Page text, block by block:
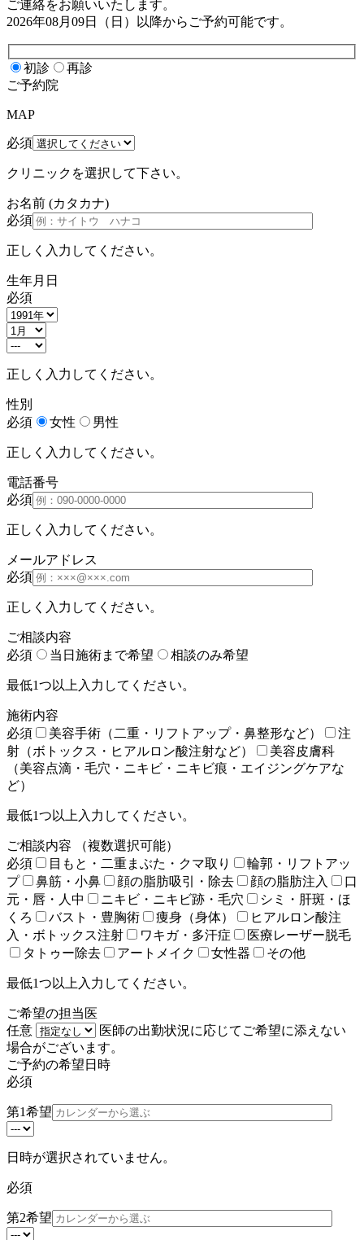
ご連絡をお願いいたします。
2026年08月09日（日）
以降からご予約可能です。
初診
再診
ご予約院
MAP
必須
クリニックを選択して下さい。
お名前 (カタカナ)
必須
正しく入力してください。
生年月日
必須
正しく入力してください。
性別
必須
女性 男性
正しく入力してください。
電話番号
必須
正しく入力してください。
メールアドレス
必須
正しく入力してください。
ご相談内容
必須
当日施術まで希望 相談のみ希望
最低1つ以上入力してください。
施術内容
必須
美容手術（二重・リフトアップ・鼻整形など）
注
射（ボトックス・ヒアルロン酸注射など）
美容皮膚科
（美容点滴・毛穴・ニキビ・ニキビ痕・エイジングケアな
ど）
最低1つ以上入力してください。
ご相談内容
（複数選択可能）
必須
目もと・二重まぶた・クマ取り
輪郭・リフトアッ
プ
鼻筋・小鼻 顔の脂肪吸引・除去 顔の脂肪注入
口
元・唇・人中
ニキビ・ニキビ跡・毛穴
シミ・肝斑・ほ
くろ
バスト・豊胸術 痩身（身体）
ヒアルロン酸注
入・ボトックス注射
ワキガ・多汗症
医療レーザー脱毛
タトゥー除去
アートメイク 女性器 その他
最低1つ以上入力してください。
ご希望の担当医
任意
医師の出勤状況に応じてご希望に添えない
場合がございます。
ご予約の希望日時
必須
第1希望
日時が選択されていません。
必須
第2希望